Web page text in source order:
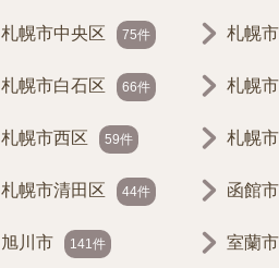
札幌市中央区 75件 札幌
札幌市白石区 66件 札幌
札幌市西区 59件 札幌
札幌市清田区 44件 函館市
旭川市 141件 室蘭市